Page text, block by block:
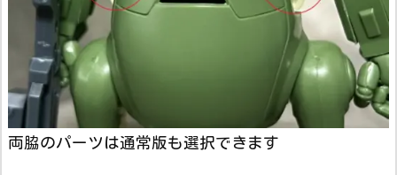
両脇のパーツは通常版も選択できます